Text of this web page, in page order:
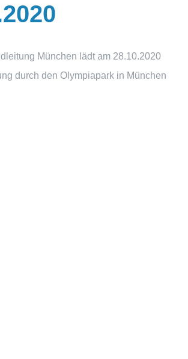
München lädt am 28.10.2020
durch den Olympiapark in München